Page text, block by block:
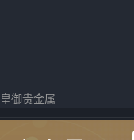
皇御贵金属